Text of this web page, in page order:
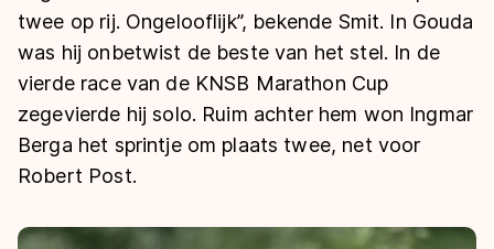
Inlineskaten
Kunstschaatsen
Schoonrijden
Natuurijs
Shorttrack
Marathon
Inlineskaten
Kunstschaatsen
Ranglijsten Langebaan
Persoonlijke records & tijden
Historie & statistiek
De weg op
Inschrijven wedstrijden
Algemene Nederlandse Schaatstijd
Schaatsfans
Evenementen
Olympische Spelen
twee op rij. Ongelooflijk’’, bekende Smit. In Gouda
was hij onbetwist de beste van het stel. In de
vierde race van de KNSB Marathon Cup
zegevierde hij solo. Ruim achter hem won Ingmar
Berga het sprintje om plaats twee, net voor
Robert Post.